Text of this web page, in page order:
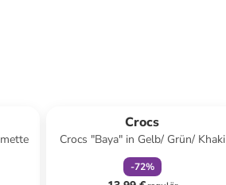
Crocs
Crocs "Baya" in Gelb/ Grün/ Khaki
-72%